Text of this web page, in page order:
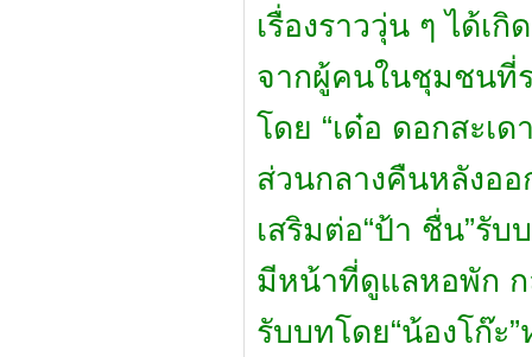
เรื่องราววุ่น ๆ ได้
จากผู้คนในชุมชนที่
โดย “เด๋อ ดอกสะเ
ส่วนกลางคืนหลังออ
เสริมต่อ“ป้า ชื่น”รั
มีหน้าที่ดูแลหอพัก ก
รับบทโดย“น้องโก๊ะ